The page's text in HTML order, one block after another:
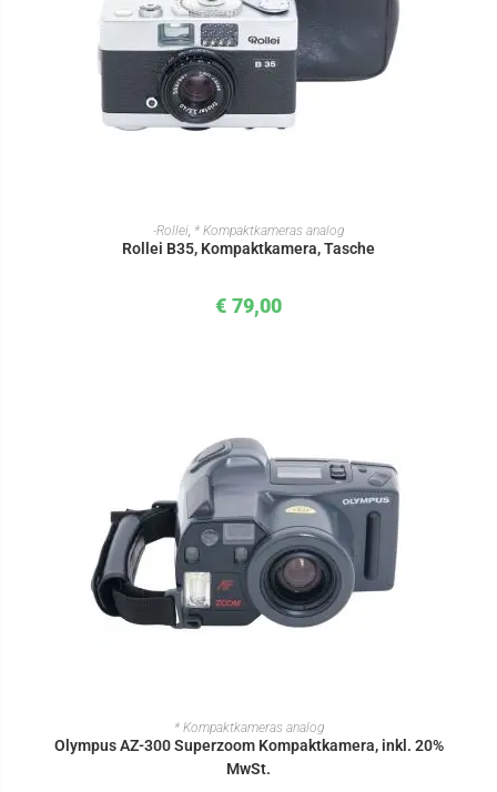
IN DEN WARENKORB
-Rollei, * Kompaktkameras analog
Rollei B35, Kompaktkamera, Tasche
€ 79,00
IN DEN WARENKORB
* Kompaktkameras analog
Olympus AZ-300 Superzoom Kompaktkamera, inkl. 20%
MwSt.